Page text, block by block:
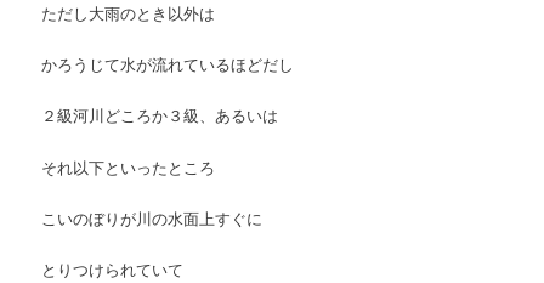
ただし大雨のとき以外は
かろうじて水が流れているほどだし
２級河川どころか３級、あるいは
それ以下といったところ
こいのぼりが川の水面上すぐに
とりつけられていて